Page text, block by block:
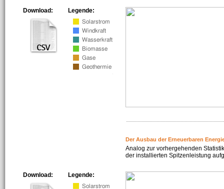
Legende:
Download:
Der Ausbau der Erneuerbaren
Analog zur vorhergehenden
der installierten Spitzenleistung
Legende:
Download: